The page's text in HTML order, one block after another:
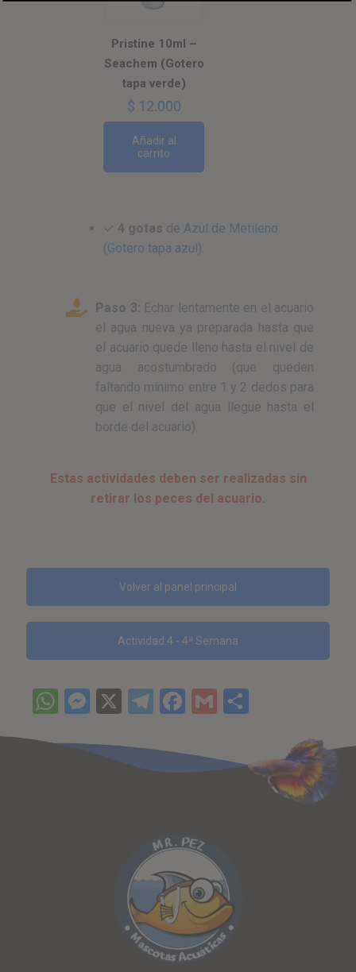
Pristine 10ml –
Seachem (Gotero
tapa verde)
$ 12.000
Añadir al
carrito
✓ 4 gotas de Azul de Metileno
(Gotero tapa azul).
Paso 3: Echar lentamente en el acuario
el agua nueva ya preparada hasta que
el acuario quede lleno hasta el nivel de
agua acostumbrado (que queden
faltando mínimo entre 1 y 2 dedos para
que el nivel del agua llegue hasta el
borde del acuario).
Estas actividades deben ser realizadas sin
retirar los peces del acuario.
Volver al panel principal
Actividad 4 - 4ª Semana
WhatsApp
Messenger
X Telegram
Facebook
Gmail